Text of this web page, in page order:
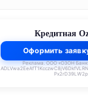
Кредитная
Оформить
Реклама. ООО «ОЗОН